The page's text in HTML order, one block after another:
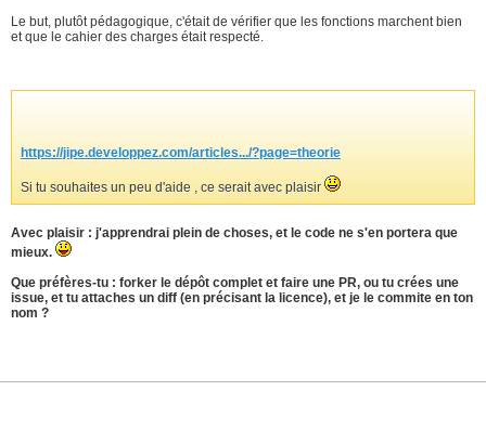
Le but, plutôt pédagogique, c'était de vérifier que les fonctions marchent bien
et que le cahier des charges était respecté.
https://jipe.developpez.com/articles.../?page=theorie
Si tu souhaites un peu d'aide , ce serait avec plaisir
Avec plaisir : j'apprendrai plein de choses, et le code ne s'en portera que
mieux.
Que préfères-tu : forker le dépôt complet et faire une PR, ou tu crées une
issue, et tu attaches un diff (en précisant la licence), et je le commite en ton
nom ?